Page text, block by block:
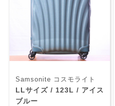
Samsonite コスモライト
LLサイズ / 123L / アイス
ブルー